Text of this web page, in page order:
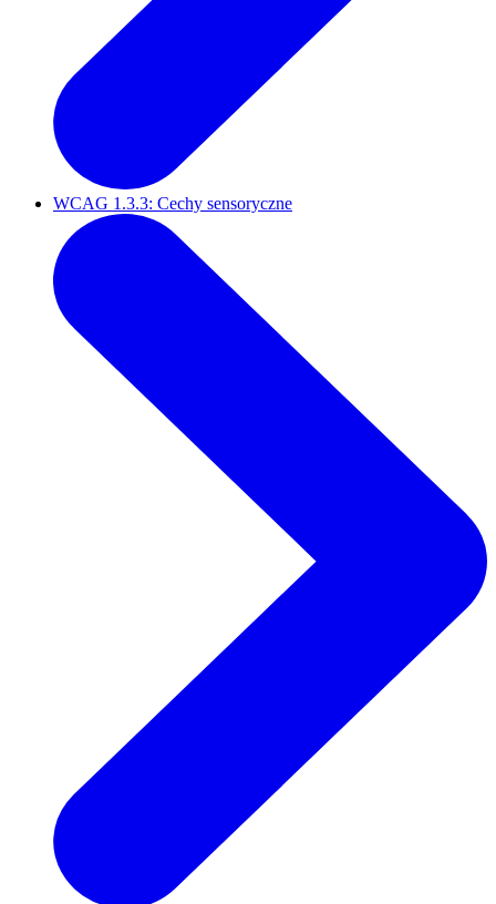
WCAG 1.3.3: Cechy sensoryczne